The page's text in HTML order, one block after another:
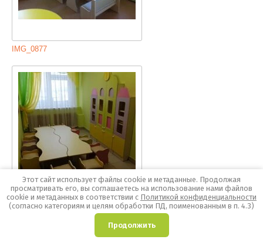
IMG_0877
IMG_2314-19-03-19-08-30
Этот сайт использует файлы cookie и метаданные. Продолжая
просматривать его, вы соглашаетесь на использование нами файлов
cookie и метаданных в соответствии с Политикой конфиденциальности
(согласно категориям и целям обработки ПД, поименованным в п. 4.3)
Продолжить
Каталог